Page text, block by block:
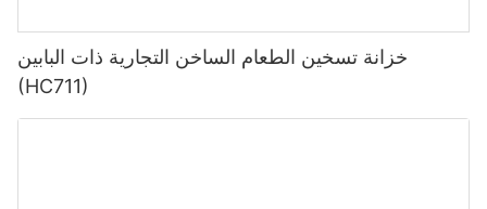
خزانة تسخين الطعام الساخن التجارية ذات البابين
(HC711)